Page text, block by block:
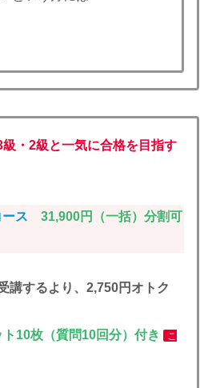
級・2級と一気に合格を目指す
ス
31,900円（一括）分割可
講するより、2,750円オトク
10枚（質問10回分）付き こ